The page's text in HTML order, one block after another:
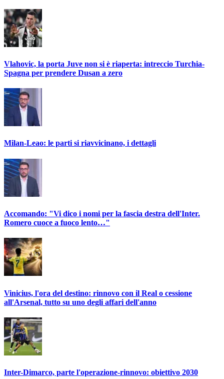
Vlahovic, la porta Juve non si è riaperta: intreccio Turchia-
Spagna per prendere Dusan a zero
Milan-Leao: le parti si riavvicinano, i dettagli
Accomando: "Vi dico i nomi per la fascia destra dell'Inter.
Romero cuoce a fuoco lento…"
Vinicius, l'ora del destino: rinnovo con il Real o cessione
all'Arsenal, tutto su uno degli affari dell'anno
Inter-Dimarco, parte l'operazione-rinnovo: obiettivo 2030